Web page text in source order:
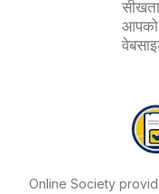
आपको
Online Society